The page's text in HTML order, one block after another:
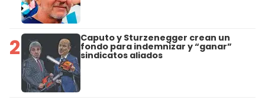
2 Caputo y Sturzenegger crean un
fondo para indemnizar y “ganar”
sindicatos aliados